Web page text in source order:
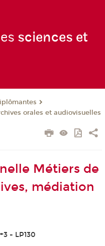
sciences et
orales et audiovisuelles
Métiers de
médiation
- LP130